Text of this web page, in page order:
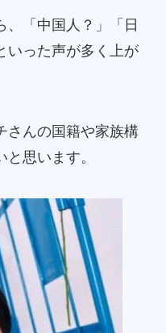
、「中国人？」「日
いった声が多く上が
さんの国籍や家族構
思います。